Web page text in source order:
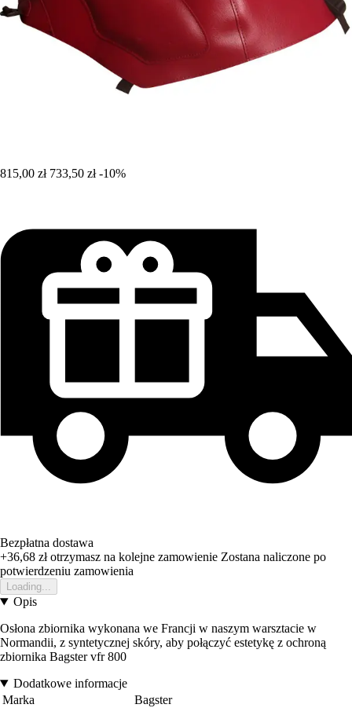
815,00 zł 733,50 zł -10%
Bezpłatna dostawa
+36,68 złotrzymasz na kolejne zamowienie Zostana naliczone po
potwierdzeniu zamowienia
Loading...
Opis
Osłona zbiornika wykonana we Francji w naszym warsztacie w
Normandii, z syntetycznej skóry, aby połączyć estetykę z ochroną
zbiornika Bagster vfr 800
Dodatkowe informacje
Marka
Bagster